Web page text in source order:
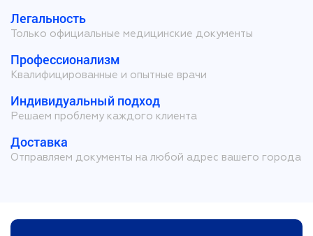
Легальность
Только официальные медицинские документы
Профессионализм
Квалифицированные и опытные врачи
Индивидуальный подход
Решаем проблему каждого клиента
Доставка
Отправляем документы на любой адрес вашего города